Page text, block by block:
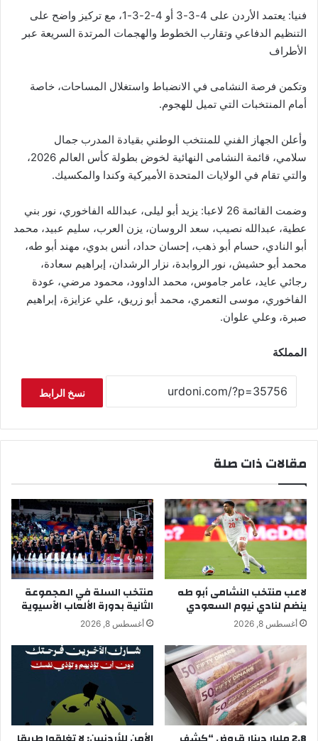
فنيا: يعتمد الأردن على 4-3-3 أو 4-2-3-1، مع تركيز واضح على
التنظيم الدفاعي وتقارب الخطوط والهجمات المرتدة السريعة عبر
الأطراف
وتكمن فرصة النشامى في الانضباط واستغلال المساحات، خاصة
أمام المنتخبات التي تميل للهجوم.
وأعلن الجهاز الفني للمنتخب الوطني بقيادة المدرب جمال
سلامي، قائمة النشامى النهائية لخوض بطولة كأس العالم 2026،
والتي تقام في الولايات المتحدة الأميركية وكندا والمكسيك.
وضمت القائمة 26 لاعبا: يزيد أبو ليلى، عبدالله الفاخوري، نور بني
عطية، عبدالله نصيب، سعد الروسان، يزن العرب، سليم عبيد، محمد
أبو النادي، حسام أبو ذهب، إحسان حداد، أنس بدوي، مهند أبو طه،
محمد أبو حشيش، نور الروابدة، نزار الرشدان، إبراهيم سعادة،
رجائي عايد، عامر جاموس، محمد الداوود، محمود مرضي، عودة
الفاخوري، موسى التعمري، محمد أبو زريق، علي عزايزة، إبراهيم
صبرة، وعلي علوان.
المملكة
نسخ الرابط
مقالات ذات صلة
لاعب منتخب النشامى أبو طه
ينضم لنادي نيوم السعودي
أغسطس 8, 2026
منتخب السلة في المجموعة
الثانية بدورة الألعاب الآسيوية
أغسطس 8, 2026